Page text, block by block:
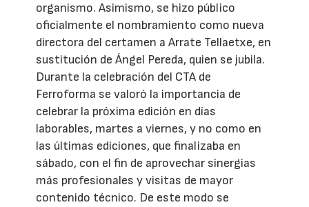
organismo. Asimismo, se hizo público
oficialmente el nombramiento como nueva
directora del certamen a Arrate Tellaetxe, en
sustitución de Ángel Pereda, quien se jubila.
Durante la celebración del CTA de
Ferroforma se valoró la importancia de
celebrar la próxima edición en días
laborables, martes a viernes, y no como en
las últimas ediciones, que finalizaba en
sábado, con el fin de aprovechar sinergias
más profesionales y visitas de mayor
contenido técnico. De este modo se